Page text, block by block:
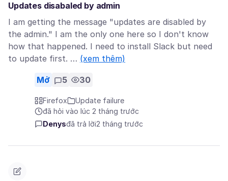
Updates disabaled by admin
I am getting the message "updates are disabled by
the admin." I am the only one here so I don't know
how that happened. I need to install Slack but need
to update first. … (xem thêm)
Mở 5 30
Firefox
Update failure
đã hỏi vào lúc 2 tháng trước
Denysđã trả lời2 tháng trước